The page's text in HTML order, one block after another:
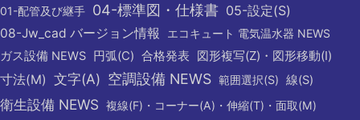
01-配管及び継手 04-標準図・仕様書 05-設定(S)
08-Jw_cad バージョン情報 エコキュート 電気温水器 NEWS
ガス設備 NEWS 円弧(C) 合格発表
図形複写(Z)・図形移動(I)
寸法(M) 文字(A) 空調設備 NEWS 範囲選択(S) 線(S)
衛生設備 NEWS 複線(F)・コーナー(A)・伸縮(T)・面取(M)